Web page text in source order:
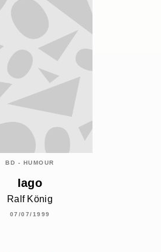
BD - HUMOUR
Iago
Ralf König
07/07/1999